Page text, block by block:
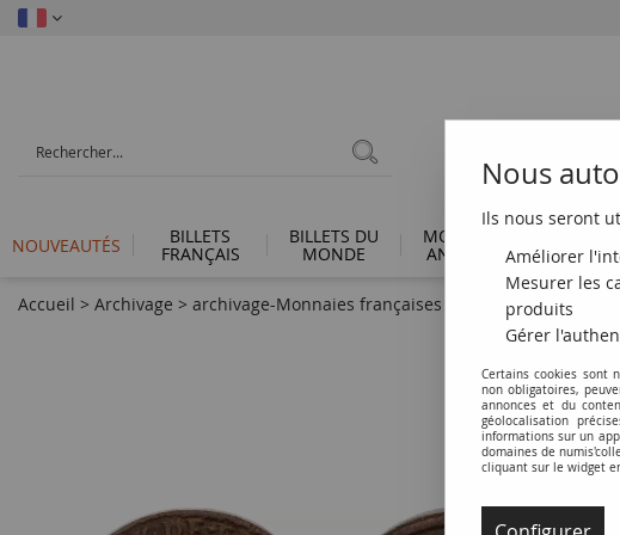
NOUVEAUTÉS BILLETS
FRANÇAIS
BILLETS DU
MONDE
MONNAIES
ANTIQUES
Accueil > Archivage > archivage-Monnaies françaises (470 à 2002) >France
Nous
Ils nous seront
Améliorer
Mesurer les
produits
Gérer
Certains cookies sont
non obligatoires,
annonces et du
géolocalisation
informations sur un
domaines de
cliquant sur le widget